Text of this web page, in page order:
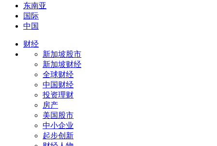
东南亚
国际
中国
财经
新加坡股市
新加坡财经
全球财经
中国财经
投资理财
房产
美国股市
中小企业
起步创新